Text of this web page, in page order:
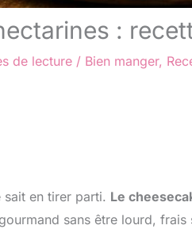
:
de lecture / Bien manger,
sait en tirer parti. Le
sans être lourd,